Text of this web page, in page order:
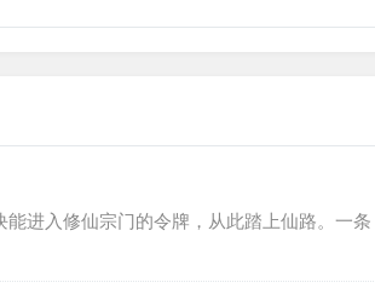
进入修仙宗门的令牌，从此踏上仙路。一条